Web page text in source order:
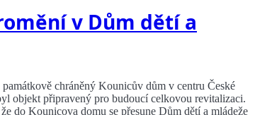
v Dům dětí a
chráněný Kounicův dům v centru České
objekt připravený pro budoucí celkovou revitalizaci.
do Kounicova domu se přesune Dům dětí a mládeže